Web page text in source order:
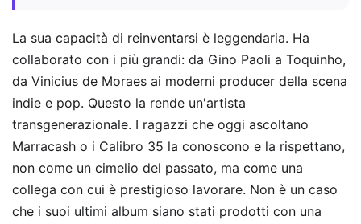
La sua capacità di reinventarsi è leggendaria. Ha
collaborato con i più grandi: da Gino Paoli a Toquinho,
da Vinicius de Moraes ai moderni producer della scena
indie e pop. Questo la rende un'artista
transgenerazionale. I ragazzi che oggi ascoltano
Marracash o i Calibro 35 la conoscono e la rispettano,
non come un cimelio del passato, ma come una
collega con cui è prestigioso lavorare. Non è un caso
che i suoi ultimi album siano stati prodotti con una